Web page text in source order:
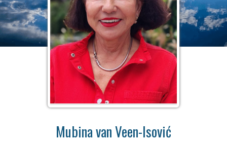
Mubina van Veen-Isović